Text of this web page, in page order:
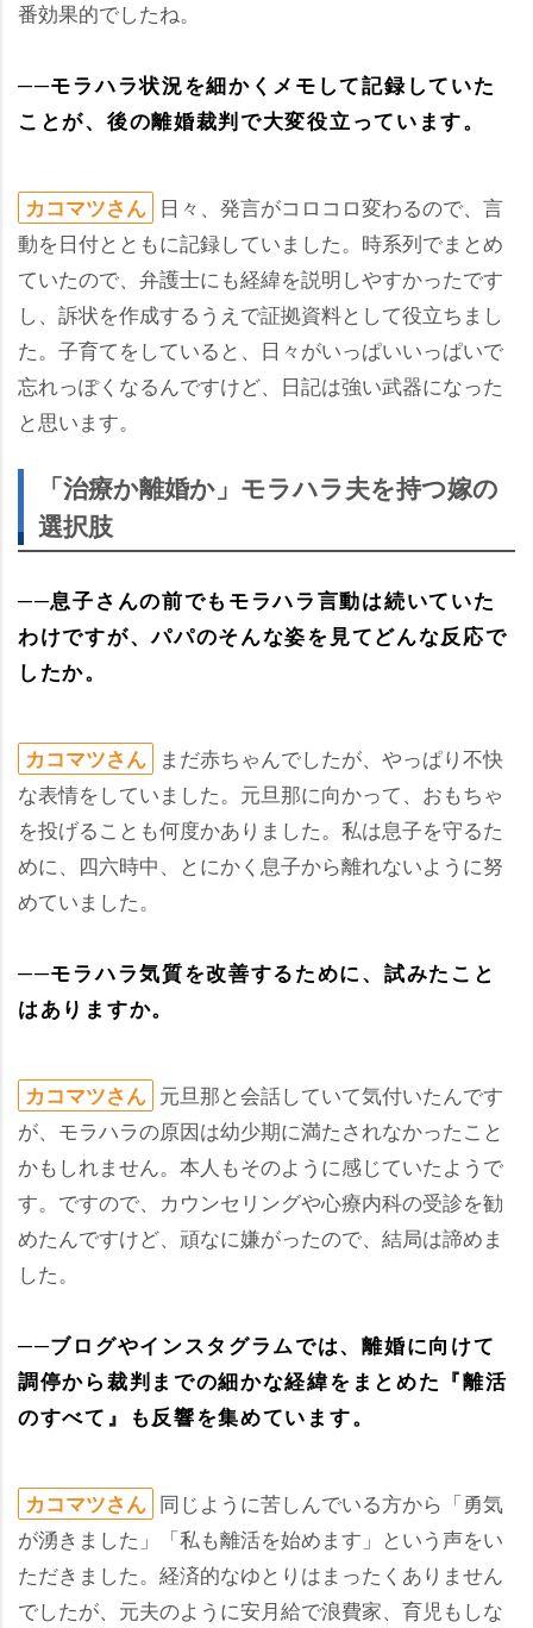
番効果的でしたね。
──モラハラ状況を細かくメモして記録していた
ことが、後の離婚裁判で大変役立っています。
カコマツさん 日々、発言がコロコロ変わるので、言
動を日付とともに記録していました。時系列でまとめ
ていたので、弁護士にも経緯を説明しやすかったです
し、訴状を作成するうえで証拠資料として役立ちまし
た。子育てをしていると、日々がいっぱいいっぱいで
忘れっぽくなるんですけど、日記は強い武器になった
と思います。
「治療か離婚か」モラハラ夫を持つ嫁の
選択肢
──息子さんの前でもモラハラ言動は続いていた
わけですが、パパのそんな姿を見てどんな反応で
したか。
カコマツさん
まだ赤ちゃんでしたが、やっぱり不快
な表情をしていました。元旦那に向かって、おもちゃ
を投げることも何度かありました。私は息子を守るた
めに、四六時中、とにかく息子から離れないように努
めていました。
──モラハラ気質を改善するために、試みたこと
はありますか。
カコマツさん 元旦那と会話していて気付いたんです
が、モラハラの原因は幼少期に満たされなかったこと
かもしれません。本人もそのように感じていたようで
す。ですので、カウンセリングや心療内科の受診を勧
めたんですけど、頑なに嫌がったので、結局は諦めま
した。
──ブログやインスタグラムでは、離婚に向けて
調停から裁判までの細かな経緯をまとめた『離活
のすべて』も反響を集めています。
カコマツさん 同じように苦しんでいる方から「勇気
が湧きました」「私も離活を始めます」という声をい
ただきました。経済的なゆとりはまったくありません
でしたが、元夫のように安月給で浪費家、育児もしな